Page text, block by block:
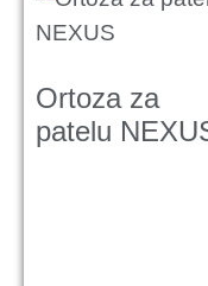
Ortoza za
patelu